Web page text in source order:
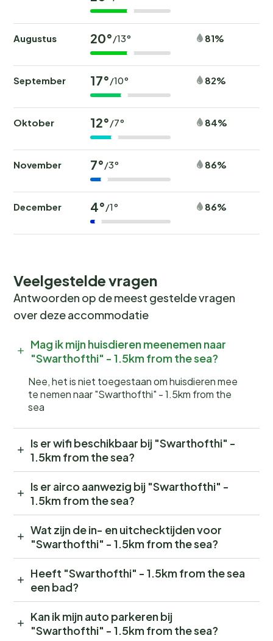
Augustus 20°/13° 81%
September 17°/10° 82%
Oktober 12°/7° 84%
November 7°/3° 86%
December 4°/1° 86%
Veelgestelde vragen
Antwoorden op de meest gestelde vragen
over deze accommodatie
Mag ik mijn huisdieren meenemen naar
"Swarthofthi" - 1.5km from the sea?
Nee, het is niet toegestaan om huisdieren mee
te nemen naar "Swarthofthi" - 1.5km from the
sea
Is er wifi beschikbaar bij "Swarthofthi" -
1.5km from the sea?
Is er airco aanwezig bij "Swarthofthi" -
1.5km from the sea?
Wat zijn de in- en uitchecktijden voor
"Swarthofthi" - 1.5km from the sea?
Heeft "Swarthofthi" - 1.5km from the sea
een bad?
Kan ik mijn auto parkeren bij
"Swarthofthi" - 1.5km from the sea?